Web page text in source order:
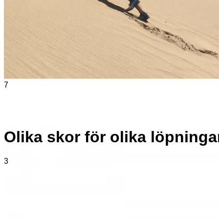
7
Olika skor för olika
3